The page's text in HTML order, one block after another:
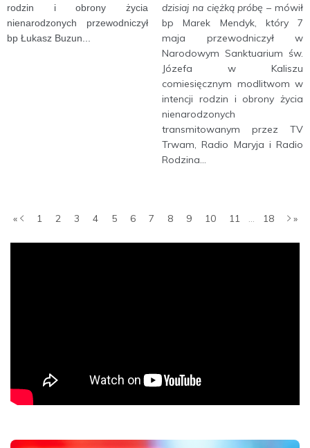
rodzin i obrony życia
nienarodzonych przewodniczył
bp Łukasz Buzun...
dzisiaj na ciężką próbę – mówił
bp Marek Mendyk, który 7
maja przewodniczył w
Narodowym Sanktuarium św.
Józefa w Kaliszu
comiesięcznym modlitwom w
intencji rodzin i obrony życia
nienarodzonych
transmitowanym przez TV
Trwam, Radio Maryja i Radio
Rodzina...
« 1 2 3 4 5 6 7 8 9 10 11 18 »